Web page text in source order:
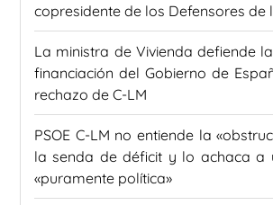
copresidente de los Defensores de
La ministra de Vivienda defiende
financiación del Gobierno de
rechazo de C-LM
PSOE C-LM no entiende la
la senda de déficit y lo achaca a
«puramente política»